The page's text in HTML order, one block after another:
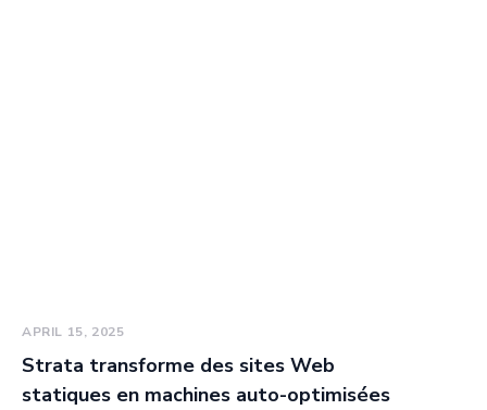
APRIL 15, 2025
Strata transforme des sites Web
statiques en machines auto-optimisées